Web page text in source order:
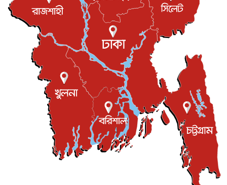
বিনোদন ৮ আগস্ট, ২০২৬
রিয়ালকে ‘না’ বলা রদ্রির জন্য বার্সার কাছে কত চাইল ম্যানসিটি
খেলাধুলা
শিল্পকলায় চলচ্চিত্র উৎসব, বিনা মূল্যে দেখা যাবে ৬ সিনেমা
বিনোদন ৮ আগস্ট, ২০২৬
ইস্ট লন্ডন মসজিদের জুমার খুতবা : “কুরআন হোক জীবন দেখার
লেন্স...
ইসলাম ও জীবন ৭ আগস্ট, ২০২৬
সিলেটের কন্যা মোহিনী রশিদ এনওয়াইপিডির উচ্চপদস্থ কর্মকর্তা
দেশজুড়ে ৬ আগস্ট, ২০২৬
আজ থেকে সবার জন্য উন্মুক্ত জুলাই স্মৃতি জাদুঘর
৬ আগস্ট, ২০২৬